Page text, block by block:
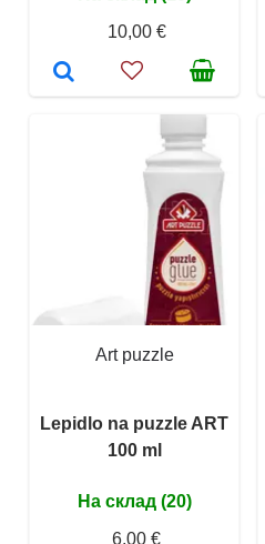
10,00 €
Art puzzle
Lepidlo na puzzle ART
100 ml
На склад (20)
6,00 €